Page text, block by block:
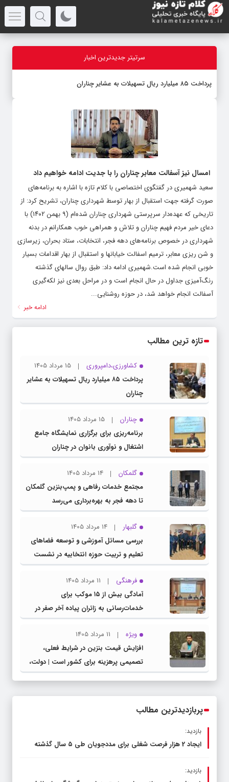
سرتیتر جدیدترین اخبار
پرداخت ۸۵ میلیارد ریال تسهیلات به عشایر چناران
امسال نیز آسفالت معابر چناران را با جدیت ادامه خواهیم داد
سعید شهمیری در گفتگوی اختصاصی با کلام تازه با اشاره به برنامه‌های
صورت گرفته جهت استقبال از بهار توسط شهرداری چناران، تشریح کرد: از
تاریخی که عهده‌دار سرپرستی شهرداری چناران شده‌ام (۹ بهمن ۱۴۰۲) با
دعای خیر مردم فهیم چناران و تلاش و همراهی خوب همکارانم در بدنه
شهرداری در خصوص برنامه‌های دهه فجر، انتخابات، ستاد بحران، زیرسازی
و شن ریزی معابر، ترمیم اسفالت خیابانها و استقبال از بهار اقدامات بسیار
خوبی انجام شده است.شهمیری ادامه داد: طبق روال سالهای گذشته
رنگ‌آمیزی جداول در حال انجام است و در مراحل بعدی نیز لکه‌گیری
آسفالت انجام خواهد شد، در حوزه روشنایی...
ادامه خبر
تازه ترین مطالب
کشاورزی،دامپروری
15 مرداد 1405
پرداخت ۸۵ میلیارد ریال تسهیلات به عشایر
چناران
چناران
15 مرداد 1405
برنامه‌ریزی برای برگزاری نمایشگاه جامع
اشتغال و نوآوری بانوان در چناران
گلمکان
14 مرداد 1405
مجتمع خدمات رفاهی و پمپ‌بنزین گلمکان
تا دهه فجر به بهره‌برداری می‌رسد
گلبهار
14 مرداد 1405
بررسی مسائل آموزشی و توسعه فضاهای
تعلیم و تربیت حوزه انتخابیه در نشست
مشترک عضو کمیسیون آموزش مجلس با
مدیرکل آموزش و پرورش خراسان رضوی
فرهنگی
11 مرداد 1405
آمادگی بیش از ۱۵ موکب برای
خدمات‌رسانی به زائران پیاده آخر صفر در
شهرستان چناران
ویژه
11 مرداد 1405
افزایش قیمت بنزین در شرایط فعلی،
تصمیمی پرهزینه برای کشور است | دولت،
قاچاق سوخت و عوامل اصلی ناترازی را
پربازدیدترین مطالب
بازدید:
ایجاد 2 هزار فرصت شغلی برای مددجویان طی ۵ سال گذشته
بازدید: